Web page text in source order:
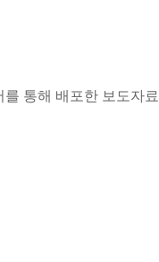
를 통해 배포한 보도자